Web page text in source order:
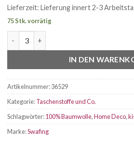
Lieferzeit: Lieferung innert 2-3
75 Stk. vorrätig
IN DEN
Artikelnummer:36529
Kategorie:Taschenstoffe und Co.
Schlagwörter:100% Baumwolle,Home Deco,
Marke:Swafing